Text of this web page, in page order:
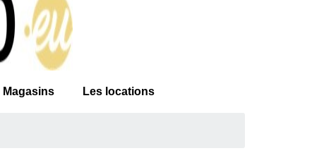
Magasins Les locations